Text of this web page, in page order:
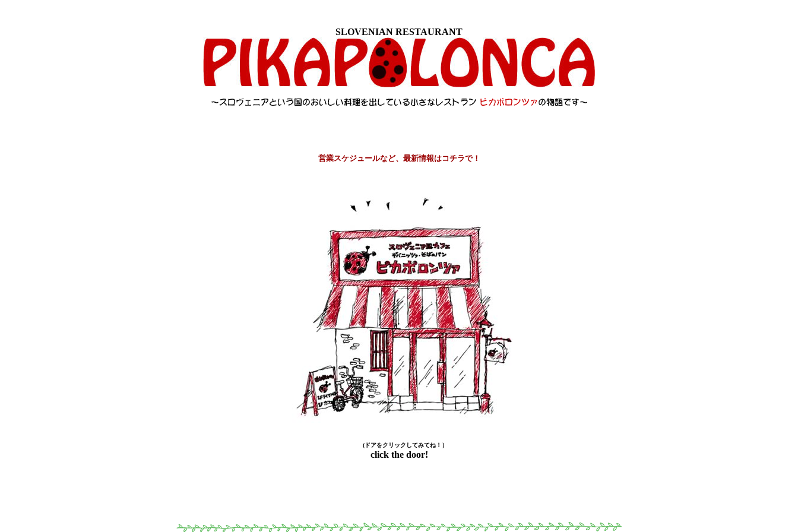
SLOVENIAN RESTAURANT
営業スケジュールなど、最新情報はコチラで！
(ドアをクリックしてみてね！）
click the door!